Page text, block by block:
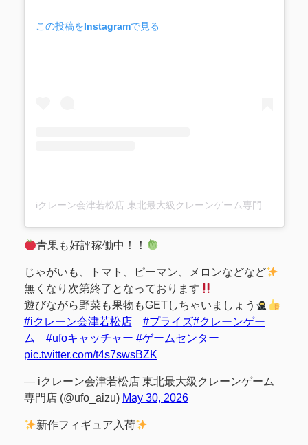
この投稿をInstagramで見る
iクレーン会津若松店 東北最大級クレーンゲーム専門店(@ufo_aizu)がシェアした投稿
青果も好評稼働中！！
じゃがいも、トマト、ピーマン、メロンなどなど
無くなり次第終了となっております
遊びながら野菜も果物もGETしちゃいましょう
#iクレーン会津若松店
#プライズ#クレーンゲー
ム
#ufoキャッチャー #ゲームセンター
pic.twitter.com/t4s7swsBZK
— iクレーン会津若松店 東北最大級クレーンゲーム
専門店 (@ufo_aizu) May 30, 2026
新作フィギュア入荷